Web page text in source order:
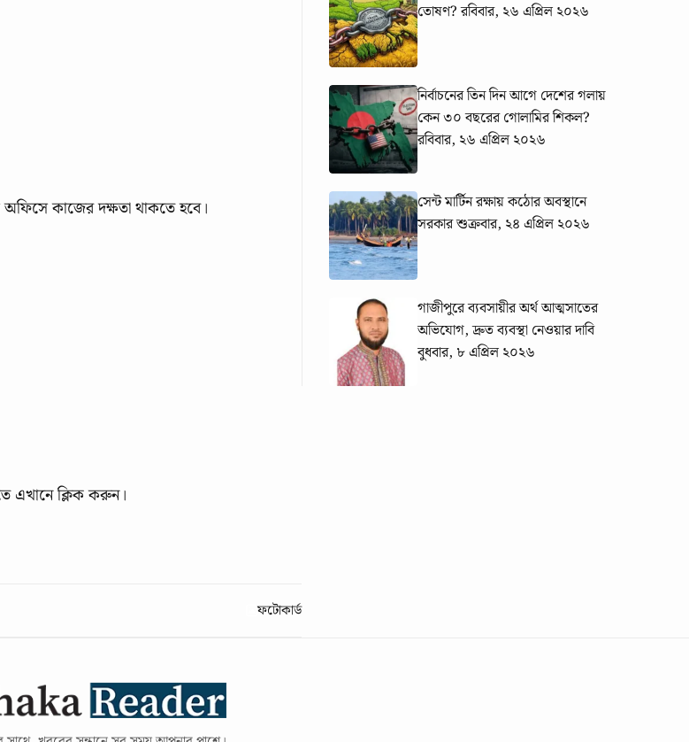
অফিসে কাজের দক্ষতা থাকতে হবে।
এখানে ক্লিক করুন।
ফটোকার্ড
তোষণ? রবিবার, ২৬ এপ্রিল ২০২৬
নির্বাচনের তিন দিন আগে দেশের গলায়
কেন ৩০ বছরের গোলামির শিকল?
রবিবার, ২৬ এপ্রিল ২০২৬
সেন্ট মার্টিন রক্ষায় কঠোর অবস্থানে
সরকারশুক্রবার, ২৪ এপ্রিল ২০২৬
গাজীপুরে ব্যবসায়ীর অর্থ আত্মসাতের
অভিযোগ, দ্রুত ব্যবস্থা নেওয়ার দাবি
বুধবার, ৮ এপ্রিল ২০২৬